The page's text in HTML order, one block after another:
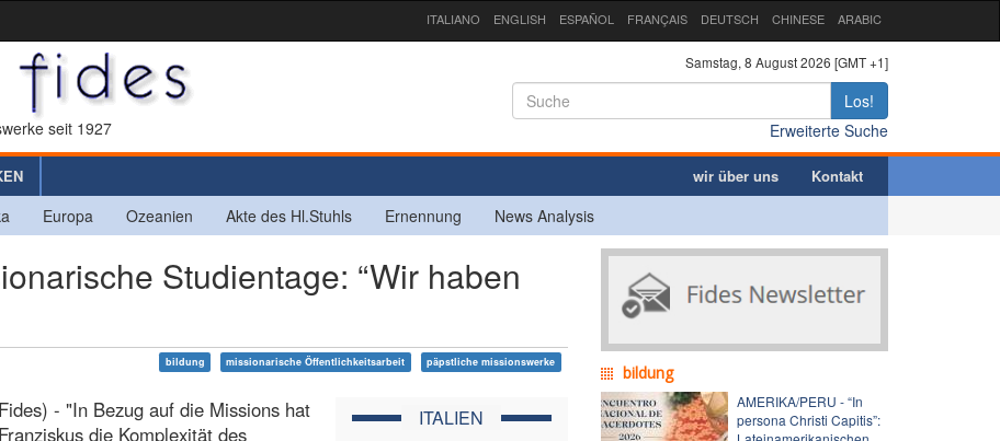
ITALIANO ENGLISH ESPAÑOL FRANÇAIS DEUTSCH CHINESE ARABIC
seit 1927
Samstag, 8 August 2026 [GMT +1]
Los!
Erweiterte Suche
wir über uns Kontakt
Europa Ozeanien Akte des Hl.Stuhls Ernennung News Analysis
Studientage: “Wir haben
bildung missionarische Öffentlichkeitsarbeit päpstliche missionswerke
ITALIEN
- "In Bezug auf die Missions hat
die Komplexität des
bildung
AMERIKA/PERU - “In
persona Christi Capitis”: